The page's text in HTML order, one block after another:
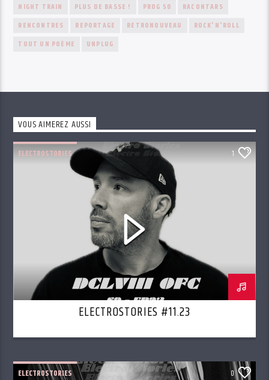
NIGHT TRAIN
PLUS DE BASSE ! PROG 50
RACONTARS
RENCONTRES
REPORTAGE RETRONOUVEAU
ROCK'N'ROLL
TOUT UN POÈME
UNPLUG
VOUS AIMEREZ AUSSI
ELECTROSTORIES 1
ELECTROSTORIES #11.23
ELECTROSTORIES 0